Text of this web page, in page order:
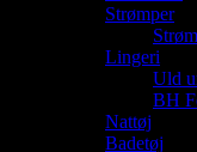
Strømper
Lingeri
Uld
BH
Nattøj
Badetøj